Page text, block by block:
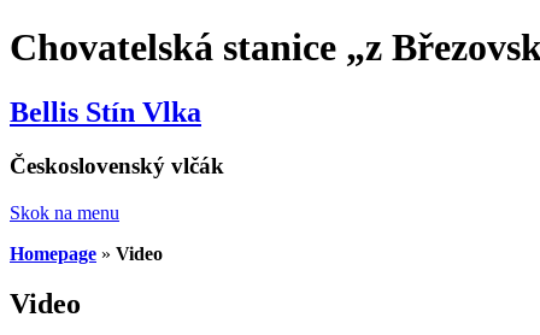
Chovatelská stanice „z
Bellis Stín Vlka
Československý vlčák
Skok na menu
Homepage » Video
Video